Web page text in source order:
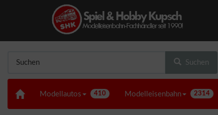
Suchen
Modellautos 410 Modelleisenbahn 2314